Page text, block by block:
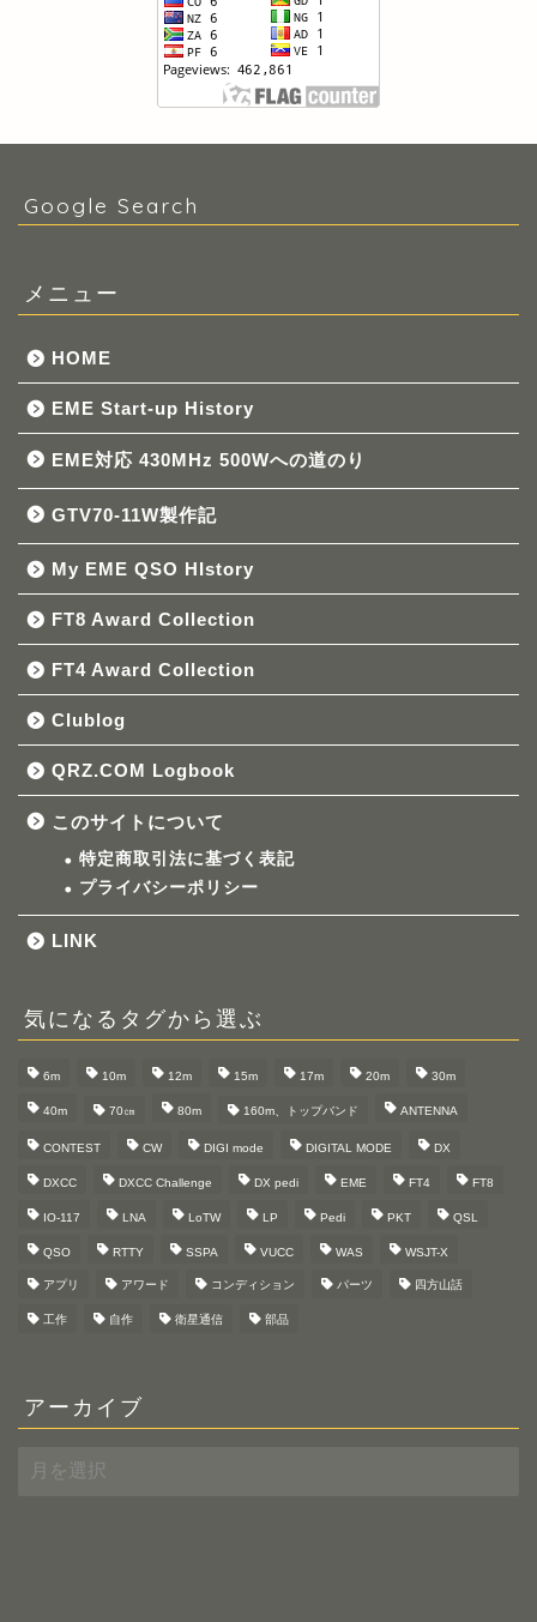
Google Search
メニュー
HOME
EME Start-up History
EME対応 430MHz 500Wへの道のり
GTV70-11W製作記
My EME QSO HIstory
FT8 Award Collection
FT4 Award Collection
Clublog
QRZ.COM Logbook
このサイトについて
特定商取引法に基づく表記
プライバシーポリシー
LINK
気になるタグから選ぶ
6m 10m 12m 15m 17m 20m 30m
40m 70㎝ 80m 160m、トップバンド ANTENNA
CONTEST CW DIGI mode DIGITAL MODE DX
DXCC DXCC Challenge DX pedi EME FT4 FT8
IO-117 LNA LoTW LP Pedi PKT QSL
QSO RTTY SSPA VUCC WAS WSJT-X
アプリ アワード コンディション パーツ 四方山話
工作 自作 衛星通信 部品
アーカイブ
ー